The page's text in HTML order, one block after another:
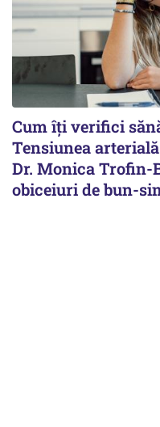
Cum îți verifici
Tensiunea
Dr. Monica Trofin-
obiceiuri de bun-